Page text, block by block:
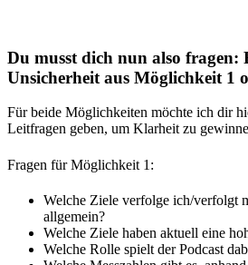
Du musst dich nun also fragen:
Unsicherheit aus Möglichkeit 1
Für beide Möglichkeiten möchte ich dir
Leitfragen geben, um Klarheit zu
Fragen für Möglichkeit 1:
Welche Ziele verfolge ich/verfolgt
allgemein?
Welche Ziele haben aktuell eine
Welche Rolle spielt der Podcast